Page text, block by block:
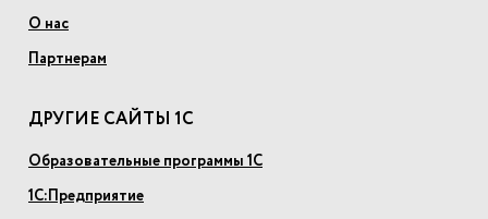
О нас
Партнерам
ДРУГИЕ САЙТЫ 1С
Образовательные программы 1С
1С:Предприятие